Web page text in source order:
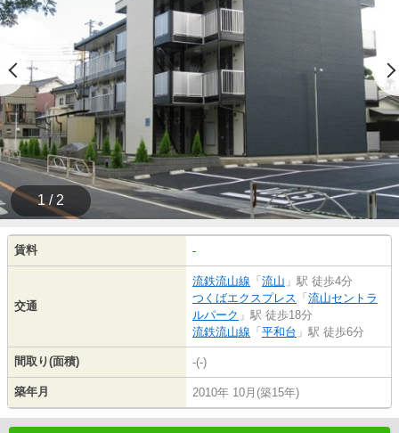
1 / 2
賃料 -
交通
流鉄流山線 「 流山 」駅 徒歩4分
つくばエクスプレス 「 流山セントラ
ルパーク 」駅 徒歩18分
流鉄流山線 「 平和台 」駅 徒歩6分
間取り(面積) -(-)
築年月 2010年 10月(築15年)